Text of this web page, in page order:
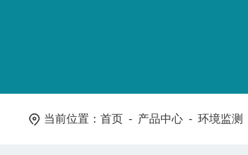
当前位置：首页 - 产品中心 -环境监测